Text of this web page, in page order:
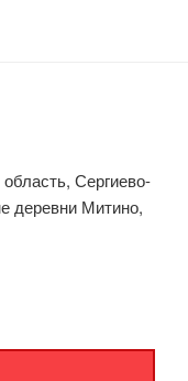
Сергиево-
деревни Митино,